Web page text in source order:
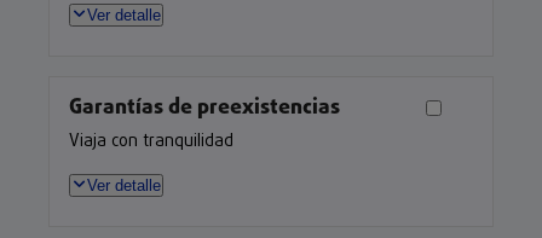
Ver detalle
Garantías de preexistencias
Viaja con tranquilidad
Ver detalle